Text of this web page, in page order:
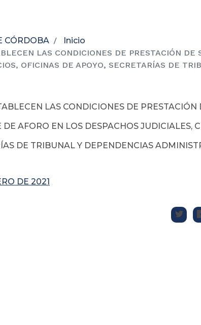
CÓRDOBA
Inicio
LAS CONDICIONES DE PRESTACIÓN
OFICINAS DE APOYO, SECRETARÍAS DE
LAS CONDICIONES DE PRESTACIÓN
AFORO EN LOS DESPACHOS JUDICIALES,
DE TRIBUNAL Y DEPENDENCIAS
DE 2021